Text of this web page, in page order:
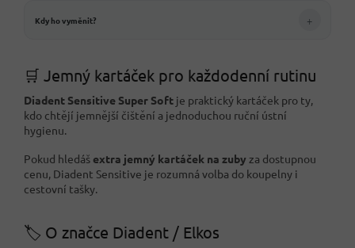
Kdy ho vyměnit? +
🛒 Jemný kartáček pro každodenní rutinu
Diadent Sensitive Super Soft je praktický kartáček pro ty,
kdo chtějí jemnější čištění a jednoduchou ruční ústní
hygienu.
Pokud hledáš extra jemný kartáček na zuby za dostupnou
cenu, Diadent Sensitive je rozumná volba do koupelny i
cestovní tašky.
🏷️ O značce Diadent / Elkos